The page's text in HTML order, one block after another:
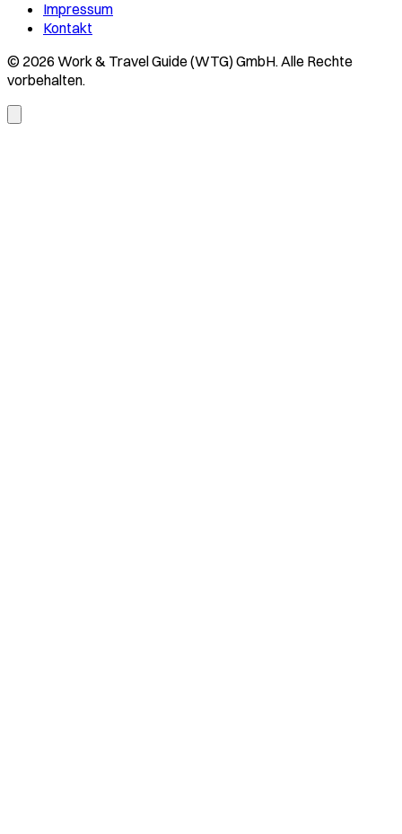
Impressum
Kontakt
© 2026 Work & Travel Guide (WTG) GmbH. Alle Rechte
vorbehalten.